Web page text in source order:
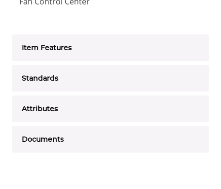
Item Features
Standards
Attributes
Documents